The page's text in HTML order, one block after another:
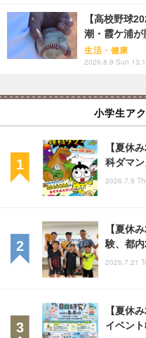
【高校野球
潮・霞ケ浦
生活・健康
2026.8.9 Sun
小学生ア
【夏休
科ダマ
2026.7.9
【夏休
験、都
2026.7.21
【夏休
イベン